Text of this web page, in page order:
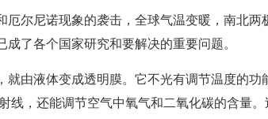
尔尼诺现象的袭击，全球气温变暖，南北两
了各个国家研究和要解决的重要问题。
由液体变成透明膜。它不光有调节温度的功
线，还能调节空气中氧气和二氧化碳的含量。